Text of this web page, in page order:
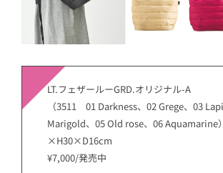
LT.フェザールーGRD.オリジナル-A
（3511 01 Darkness、02 Grege、03
Marigold、05 Old rose、06 Aquamarine
×H30×D16cm
¥7,000/発売中